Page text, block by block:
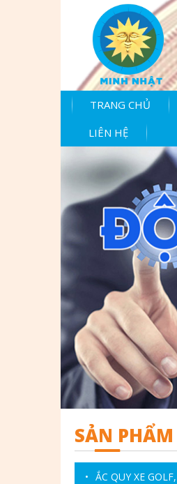
TRANG CHỦ
LIÊN HỆ
SẢN PHẨM
• ẮC QUY XE